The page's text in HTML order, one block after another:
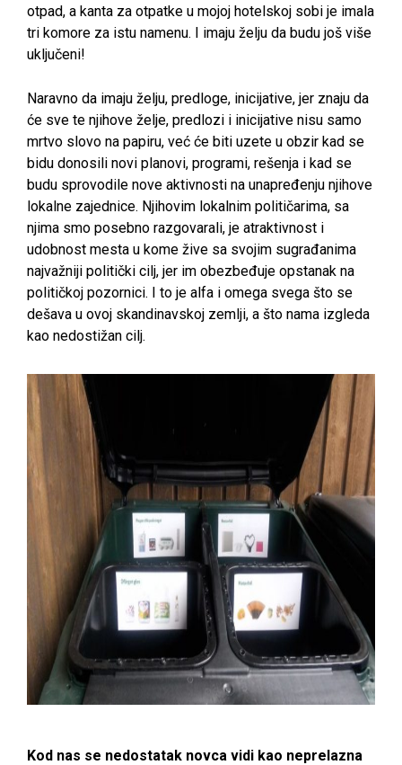
otpad, a kanta za otpatke u mojoj hotelskoj sobi je imala
tri komore za istu namenu. I imaju želju da budu još više
uključeni!
Naravno da imaju želju, predloge, inicijative, jer znaju da
će sve te njihove želje, predlozi i inicijative nisu samo
mrtvo slovo na papiru, već će biti uzete u obzir kad se
bidu donosili novi planovi, programi, rešenja i kad se
budu sprovodile nove aktivnosti na unapređenju njihove
lokalne zajednice. Njihovim lokalnim političarima, sa
njima smo posebno razgovarali, je atraktivnost i
udobnost mesta u kome žive sa svojim sugrađanima
najvažniji politički cilj, jer im obezbeđuje opstanak na
političkoj pozornici. I to je alfa i omega svega što se
dešava u ovoj skandinavskoj zemlji, a što nama izgleda
kao nedostižan cilj.
Kod nas se nedostatak novca vidi kao neprelazna